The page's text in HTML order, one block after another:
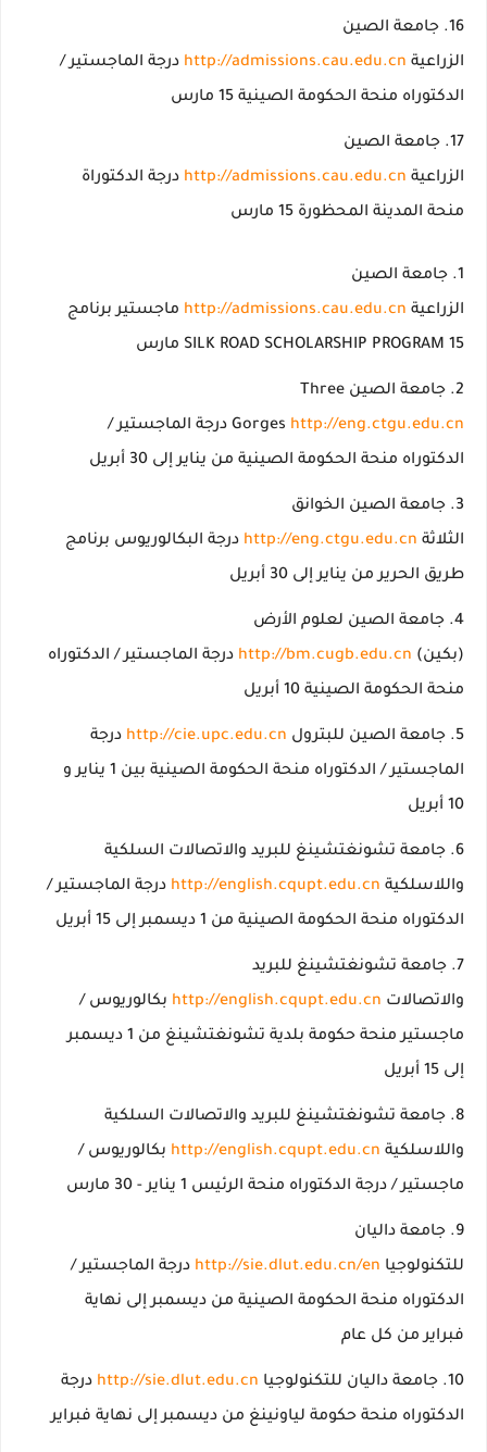
جامعة الصين
الزراعية http://admissions.cau.edu.cn درجة الماجستير /
الدكتوراه منحة الحكومة الصينية 15 مارس
جامعة الصين
الزراعية http://admissions.cau.edu.cn درجة الدكتوراة
منحة المدينة المحظورة 15 مارس
جامعة الصين
الزراعية http://admissions.cau.edu.cn ماجستير برنامج
SILK ROAD SCHOLARSHIP PROGRAM 15 مارس
جامعة الصين Three
Gorges http://eng.ctgu.edu.cn
درجة الماجستير /
الدكتوراه منحة الحكومة الصينية من يناير إلى 30 أبريل
جامعة الصين الخوانق
الثلاثة http://eng.ctgu.edu.cn درجة البكالوريوس برنامج
طريق الحرير من يناير إلى 30 أبريل
جامعة الصين لعلوم الأرض
(بكين) http://bm.cugb.edu.cn درجة الماجستير / الدكتوراه
منحة الحكومة الصينية 10 أبريل
جامعة الصين للبترول http://cie.upc.edu.cn درجة
الماجستير / الدكتوراه منحة الحكومة الصينية بين 1 يناير و
10 أبريل
جامعة تشونغتشينغ للبريد والاتصالات السلكية
واللاسلكية http://english.cqupt.edu.cn درجة الماجستير /
الدكتوراه منحة الحكومة الصينية من 1 ديسمبر إلى 15 أبريل
جامعة تشونغتشينغ للبريد
والاتصالات http://english.cqupt.edu.cn بكالوريوس /
ماجستير منحة حكومة بلدية تشونغتشينغ من 1 ديسمبر
إلى 15 أبريل
جامعة تشونغتشينغ للبريد والاتصالات السلكية
واللاسلكية http://english.cqupt.edu.cn بكالوريوس /
ماجستير / درجة الدكتوراه منحة الرئيس 1 يناير - 30 مارس
جامعة داليان
للتكنولوجيا http://sie.dlut.edu.cn/en درجة الماجستير /
الدكتوراه منحة الحكومة الصينية من ديسمبر إلى نهاية
فبراير من كل عام
جامعة داليان للتكنولوجيا http://sie.dlut.edu.cn درجة
الدكتوراه منحة حكومة لياونينغ من ديسمبر إلى نهاية فبراير